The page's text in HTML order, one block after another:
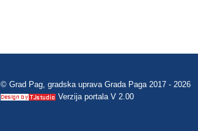
© Grad Pag, gradska uprava Grada Paga 2017 - 2026
Verzija portala V 2.00